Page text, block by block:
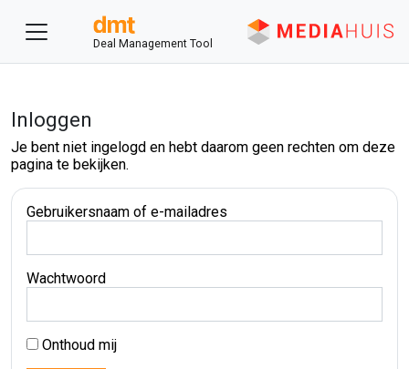
Deal Management Tool
Inloggen
Je bent niet ingelogd en hebt daarom geen rechten om deze
pagina te bekijken.
Gebruikersnaam of e-mailadres
Wachtwoord
Onthoud mij